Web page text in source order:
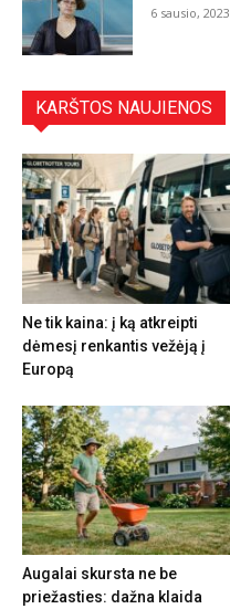
6 sausio, 2023
KARŠTOS NAUJIENOS
Ne tik kaina: į ką atkreipti
dėmesį renkantis vežėją į
Europą
Augalai skursta ne be
priežasties: dažna klaida